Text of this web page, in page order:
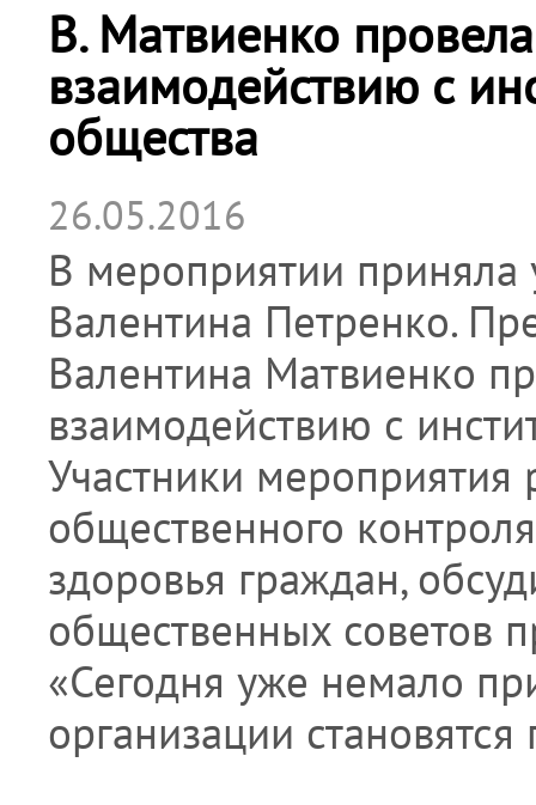
В. Матвиенко
взаимодействию с
общества
26.05.2016
В мероприятии приняла
Валентина Петренко.
Валентина Матвиенко
взаимодействию с
Участники
общественного
здоровья граждан,
общественных советов
«Сегодня уже немало
организации